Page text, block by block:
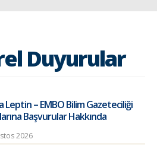
Duyurular
Leptin – EMBO Bilim Gazeteciliği
Başvurular Hakkında
2026